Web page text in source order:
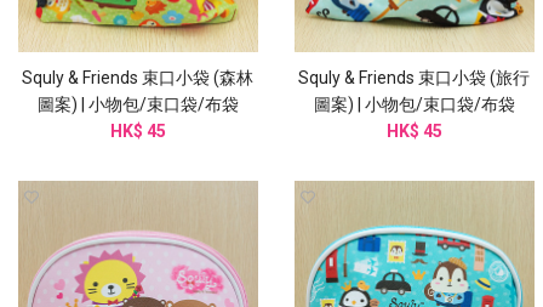
Squly & Friends 束口小袋 (森林
圖案) | 小物包/束口袋/布袋
(I002SQB)
HK$ 45
Squly & Friends 束口小袋 (旅行
圖案) | 小物包/束口袋/布袋
(I002SQB)
HK$ 45